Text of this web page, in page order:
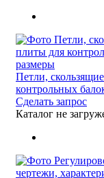
Петли,
контрольных
Сделать запрос
Каталог не